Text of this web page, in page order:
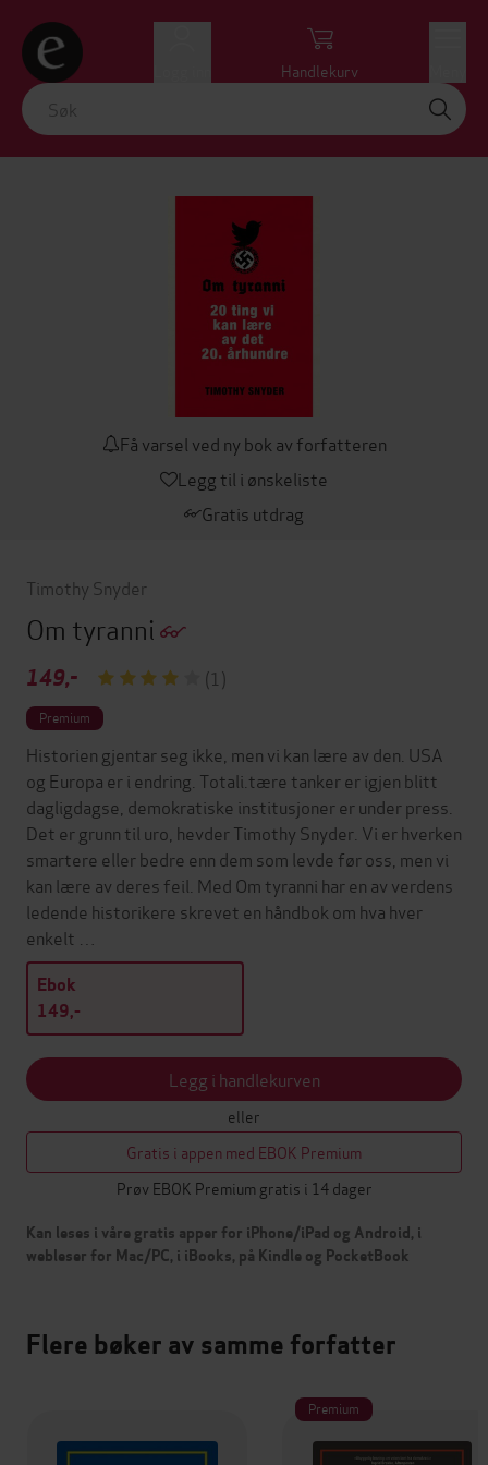
Handlekurv
Få varsel ved ny bok av forfatteren
Legg til i ønskeliste
Gratis utdrag
Timothy Snyder
Om tyranni
149,- (1)
Premium
Historien gjentar seg ikke, men vi kan lære av den. USA
og Europa er i endring. Totali.tære tanker er igjen blitt
dagligdagse, demokratiske institusjoner er under press.
Det er grunn til uro, hevder Timothy Snyder. Vi er hverken
smartere eller bedre enn dem som levde før oss, men vi
kan lære av deres feil. Med Om tyranni har en av verdens
ledende historikere skrevet en håndbok om hva hver
enkelt …
Ebok
149,-
Legg i handlekurven
eller
Gratis i appen med EBOK Premium
Prøv EBOK Premium gratis i 14 dager
Kan leses i våre gratis apper for iPhone/iPad og Android, i
webleser for Mac/PC, i iBooks, på Kindle og PocketBook
Flere bøker av samme forfatter
Premium